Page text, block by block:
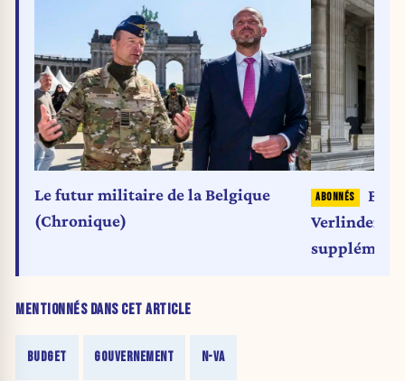
MENTIONNÉS DANS CET ARTICLE
BUDGET GOUVERNEMENT N-VA
Le futur militaire de la Belgique
(Chronique)
Verlinden